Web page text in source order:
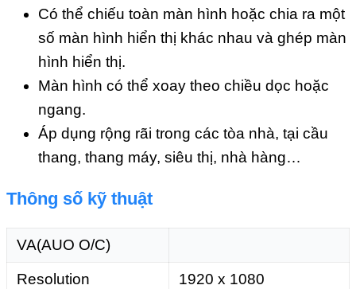
Có thể chiếu toàn màn hình hoặc chia ra một
số màn hình hiển thị khác nhau và ghép màn
hình hiển thị.
Màn hình có thể xoay theo chiều dọc hoặc
ngang.
Áp dụng rộng rãi trong các tòa nhà, tại cầu
thang, thang máy, siêu thị, nhà hàng…
Thông số kỹ thuật
VA(AUO O/C)
Resolution 1920 x 1080